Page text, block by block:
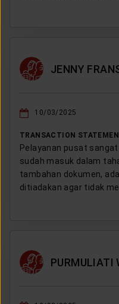
JENNY
10/03/2025
TRANSACTION
Pelayanan pusat
sudah masuk dalam
tambahan dokumen,
ditiadakan agar tidak
PURMULIATI